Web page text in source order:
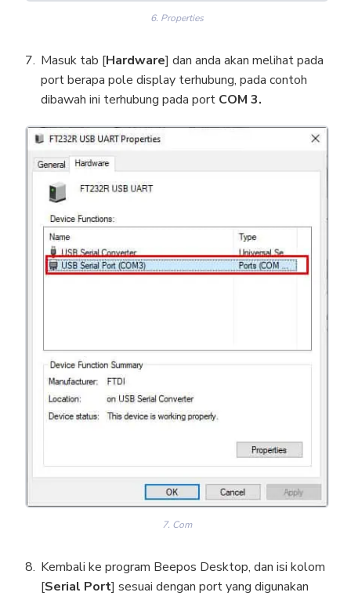
6. Properties
Masuk tab [Hardware] dan anda akan melihat pada
port berapa pole display terhubung, pada contoh
dibawah ini terhubung pada port COM 3.
7. Com
Kembali ke program Beepos Desktop, dan isi kolom
[Serial Port] sesuai dengan port yang digunakan